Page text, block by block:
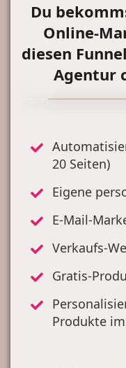
Du
Online-
diesen
Agentur
20 Seiten)
Eigene
E-Mail-
Verkaufs-
Gratis-
Produkte